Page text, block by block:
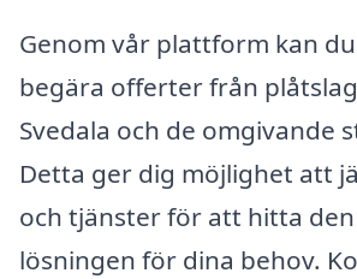
Genom vår plattform kan
begära offerter från
Svedala och de omgivande
Detta ger dig möjlighet att
och tjänster för att hitta
lösningen för dina behov.